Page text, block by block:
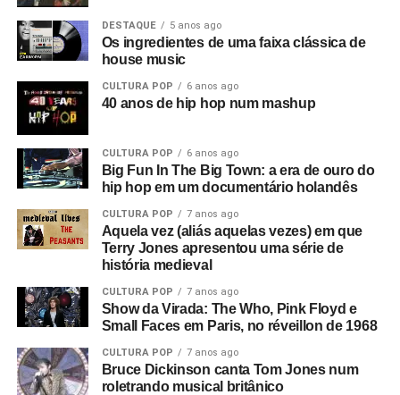
DESTAQUE 5 anos ago
Os ingredientes de uma faixa clássica de
house music
CULTURA POP 6 anos ago
40 anos de hip hop num mashup
CULTURA POP 6 anos ago
Big Fun In The Big Town: a era de ouro do
hip hop em um documentário holandês
CULTURA POP 7 anos ago
Aquela vez (aliás aquelas vezes) em que
Terry Jones apresentou uma série de
história medieval
CULTURA POP 7 anos ago
Show da Virada: The Who, Pink Floyd e
Small Faces em Paris, no réveillon de 1968
CULTURA POP 7 anos ago
Bruce Dickinson canta Tom Jones num
roletrando musical britânico